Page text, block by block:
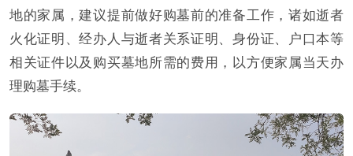
地的家属，建议提前做好购墓前的准备工作，诸如逝者
火化证明、经办人与逝者关系证明、身份证、户口本等
相关证件以及购买墓地所需的费用，以方便家属当天办
理购墓手续。